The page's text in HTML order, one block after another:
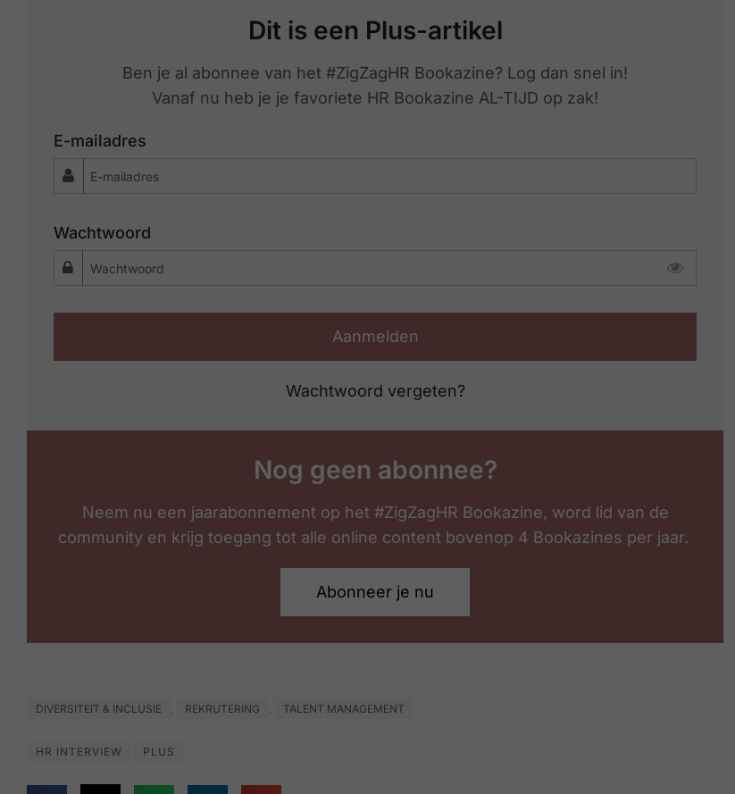
Dit is een Plus-artikel
Ben je al abonnee van het #ZigZagHR Bookazine? Log dan snel in!
Vanaf nu heb je je favoriete HR Bookazine AL-TIJD op zak!
E-mailadres
Wachtwoord
Aanmelden
Wachtwoord vergeten?
Nog geen abonnee?
Neem nu een jaarabonnement op het #ZigZagHR Bookazine, word lid van de
community en krijg toegang tot alle online content bovenop 4 Bookazines per jaar.
Abonneer je nu
DIVERSITEIT & INCLUSIE , REKRUTERING , TALENT MANAGEMENT
HR INTERVIEW PLUS